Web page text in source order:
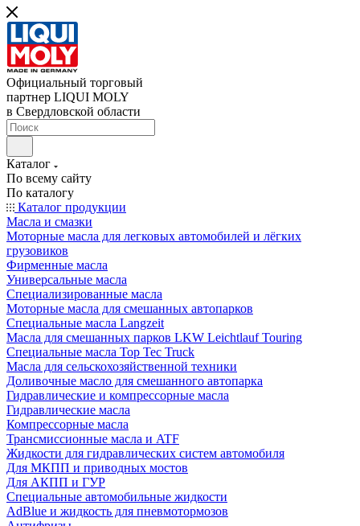
Официальный торговый
партнер LIQUI MOLY
в Свердловской области
Каталог
По всему сайту
По каталогу
Каталог продукции
Масла и смазки
Моторные масла для легковых автомобилей и лёгких
грузовиков
Фирменные масла
Универсальные масла
Специализированные масла
Моторные масла для смешанных автопарков
Специальные масла Langzeit
Масла для смешанных парков LKW Leichtlauf Touring
Специальные масла Top Tec Truck
Масла для сельскохозяйственной техники
Доливочные масло для смешанного автопарка
Гидравлические и компрессорные масла
Гидравлические масла
Компрессорные масла
Трансмиссионные масла и ATF
Жидкости для гидравлических систем автомобиля
Для МКПП и приводных мостов
Для АКПП и ГУР
Специальные автомобильные жидкости
AdBlue и жидкость для пневмотормозов